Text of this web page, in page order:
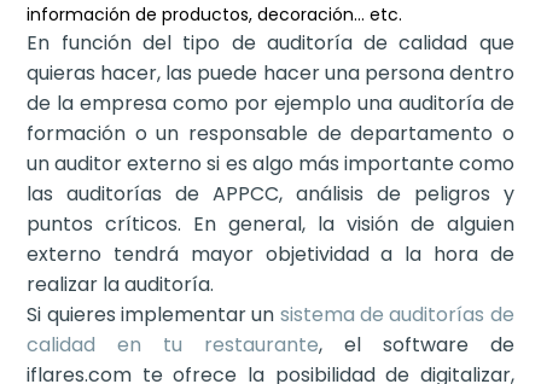
información de productos, decoración… etc.
En función del tipo de auditoría de calidad que
quieras hacer, las puede hacer una persona dentro
de la empresa como por ejemplo una auditoría de
formación o un responsable de departamento o
un auditor externo si es algo más importante como
las auditorías de APPCC, análisis de peligros y
puntos críticos. En general, la visión de alguien
externo tendrá mayor objetividad a la hora de
realizar la auditoría.
Si quieres implementar un sistema de auditorías de
calidad en tu restaurante, el software de
iflares.com te ofrece la posibilidad de digitalizar,